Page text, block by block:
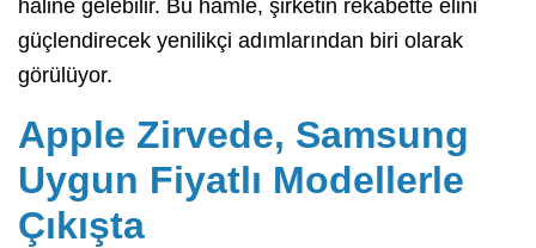
haline gelebilir. Bu hamle, şirketin rekabette elini
güçlendirecek yenilikçi adımlarından biri olarak
görülüyor.
Apple Zirvede, Samsung
Uygun Fiyatlı Modellerle
Çıkışta